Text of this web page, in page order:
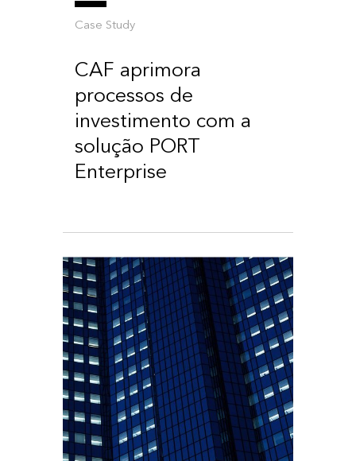
Case Study
CAF aprimora
processos de
investimento com a
solução PORT
Enterprise